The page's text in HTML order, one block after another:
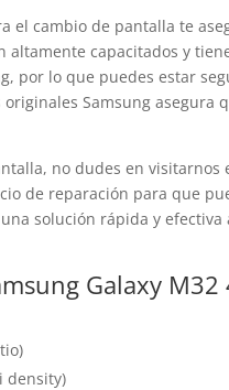
el cambio de pantalla te
altamente capacitados y
por lo que puedes estar
Samsung asegura
no dudes en visitarnos
de reparación para que
solución rápida y
Galaxy M32
density)